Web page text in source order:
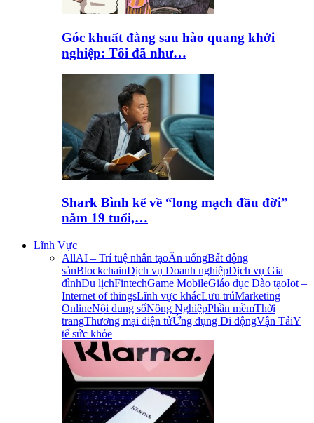
Góc khuất đằng sau hào quang khởi
nghiệp: Tôi đã như…
Shark Bình kể về “long mạch đầu đời”
năm 19 tuổi,…
Lĩnh Vực
AllAI – Trí tuệ nhân tạoĂn uốngBất động
sảnBlockchainDịch vụ Doanh nghiệpDịch vụ Gia
đìnhDu lịchFintechGame MobileGiáo dục Đào tạoIot –
Internet of thingsLĩnh vực khácLưu trúMarketing
OnlineNội dung sốNông NghiệpPhần mềmThời
trangThương mại điện tửỨng dụng Di độngVận TảiY
tế sức khỏe